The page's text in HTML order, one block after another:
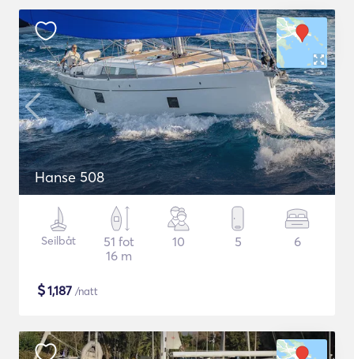
Hanse 508
Seilbåt
51 fot
16 m
10 5 6
$1,187 /natt